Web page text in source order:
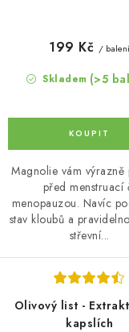
Skladem (>5
199 Kč / balení
Magnolie vám výrazně
před menstruací
menopauzou. Navíc
stav kloubů a
střevní...
Olivový list -
kapslích